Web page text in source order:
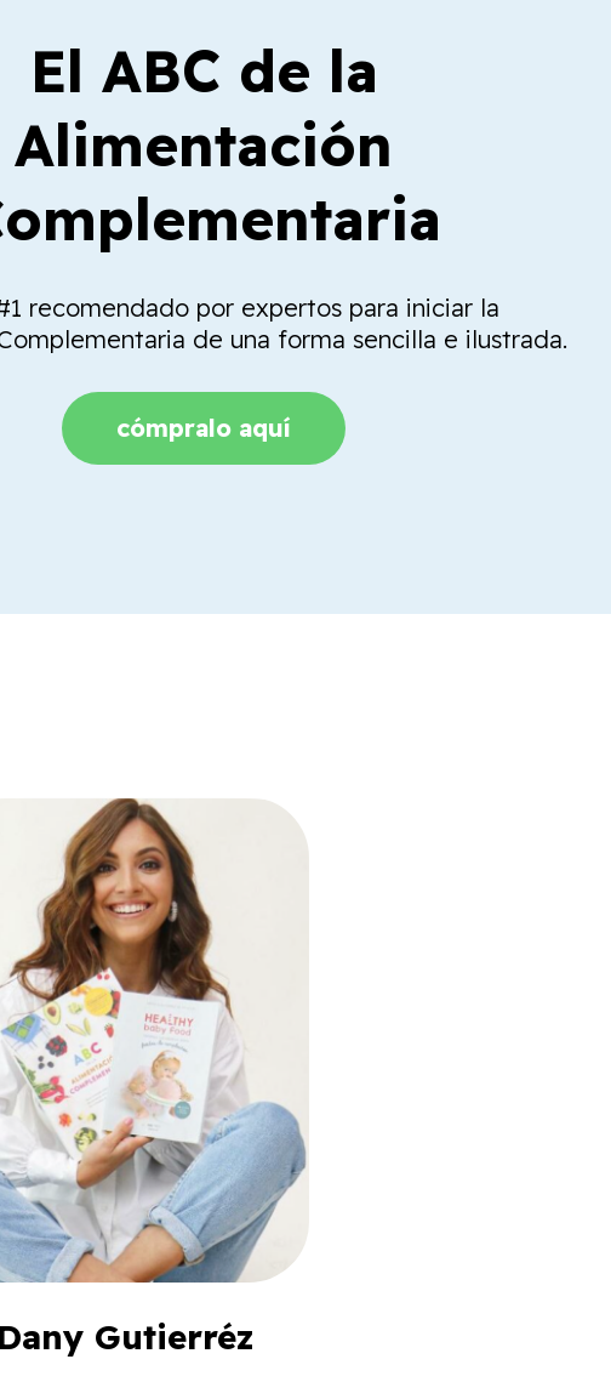
El ABC de la
Alimentación
recomendado por expertos para iniciar la
de una forma sencilla e ilustrada.
cómpralo aquí
Dany Gutierréz